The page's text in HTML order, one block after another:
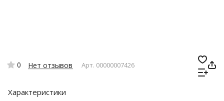
0 Нет отзывов Арт. 00000007426
Характеристики